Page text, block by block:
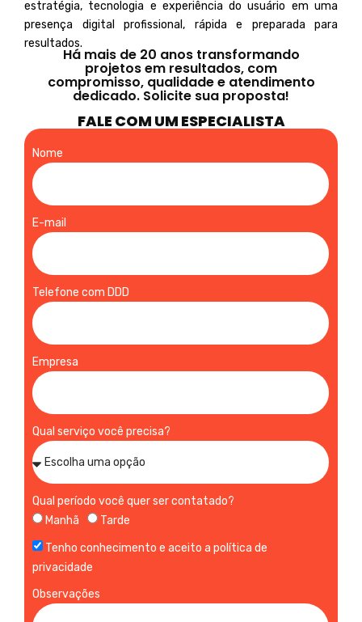
estratégia, tecnologia e experiência do usuário em uma
presença digital profissional, rápida e preparada para
resultados.
Há mais de 20 anos transformando
projetos em resultados, com
compromisso, qualidade e atendimento
dedicado. Solicite sua proposta!
FALE COM UM ESPECIALISTA
Nome
E-mail
Telefone com DDD
Empresa
Qual serviço você precisa?
Qual período você quer ser contatado?
Manhã
Tarde
Tenho conhecimento e aceito a política de
privacidade
Observações